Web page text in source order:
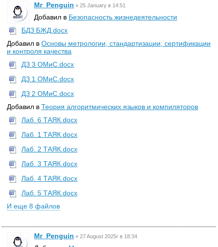
Mr_Penguin » 25 January в 14:51
Добавил в Безопасность жизнедеятельности
БДЗ БЖД.docx
Добавил в Основы метрологии, стандартизации, сертификации
и контроля качества
ДЗ 3 ОМиС.docx
ДЗ 1 ОМиС.docx
ДЗ 2 ОМиС.docx
Добавил в Теория алгоритмических языков и компиляторов
Лаб. 6 ТАЯК.docx
Лаб. 1 ТАЯК.docx
Лаб. 2 ТАЯК.docx
Лаб. 3 ТАЯК.docx
Лаб. 4 ТАЯК.docx
Лаб. 5 ТАЯК.docx
И еще 8 файлов
Mr_Penguin » 27 August 2025г в 18:34